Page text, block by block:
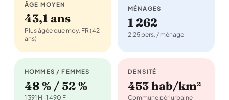
ÂGE MOYEN
43,1 ans
Plus âgée que moy. FR (42
ans)
MÉNAGES
1 262
2,25 pers. / ménage
HOMMES / FEMMES
48 % / 52 %
1 391 H · 1 490 F
DENSITÉ
453 hab/km²
Commune périurbaine